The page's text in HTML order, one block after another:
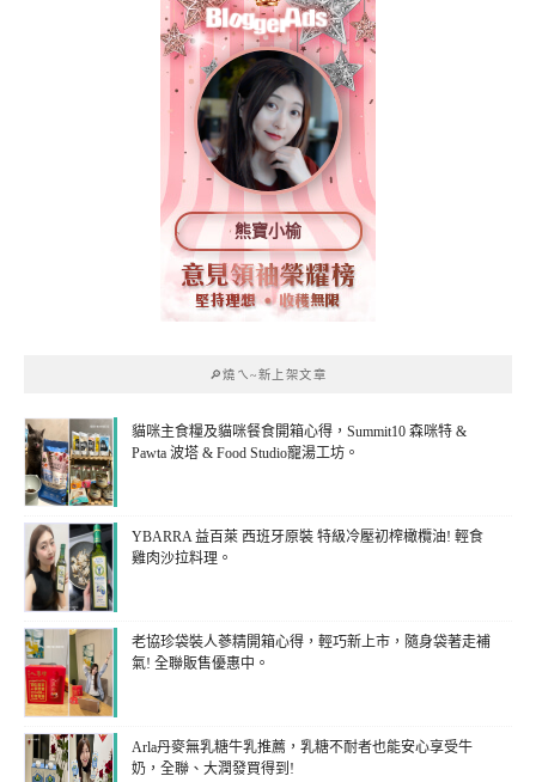
熊寶小榆
🔎燒ㄟ~新上架文章
貓咪主食糧及貓咪餐食開箱心得，Summit10 森咪特 &
Pawta 波塔 & Food Studio寵湯工坊。
YBARRA 益百萊 西班牙原裝 特級冷壓初榨橄欖油! 輕食
雞肉沙拉料理。
老協珍袋裝人蔘精開箱心得，輕巧新上市，隨身袋著走補
氣! 全聯販售優惠中。
Arla丹麥無乳糖牛乳推薦，乳糖不耐者也能安心享受牛
奶，全聯、大潤發買得到!